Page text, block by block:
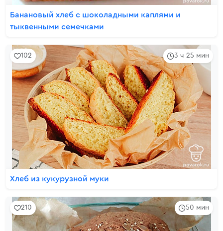
Банановый хлеб с шоколадными каплями и
тыквенными семечками
3 ч 25 мин
102
Хлеб из кукурузной муки
50 мин
210